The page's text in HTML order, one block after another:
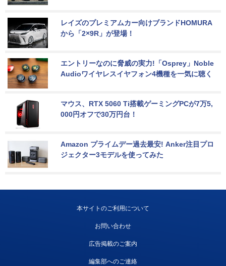
レイズのプレミアムカー向けブランドHOMURA
から「2×9R」が登場！
エントリーなのに脅威の実力!「Osprey」Noble
Audioワイヤレスイヤフォン4機種を一気に聴く
マウス、RTX 5060 Ti搭載ゲーミングPCが7万5,
000円オフで30万円台！
Amazon プライムデー過去最安! Anker注目プロ
ジェクター3モデルを使ってみた
本サイトのご利用について
お問い合わせ
広告掲載のご案内
編集部へのご連絡